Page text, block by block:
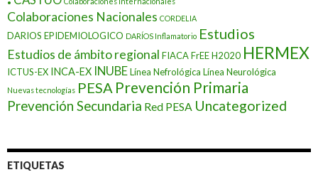
Colaboraciones Nacionales CORDELIA
DARIOS EPIDEMIOLOGICO DARÍOS Inflamatorio Estudios
Estudios de ámbito regional FIACAFrEEH2020 HERMEX
ICTUS-EX INCA-EX INUBELínea Nefrológica Línea Neurológica
Nuevas tecnologías PESA Prevención Primaria
Prevención Secundaria Red PESA Uncategorized
ETIQUETAS